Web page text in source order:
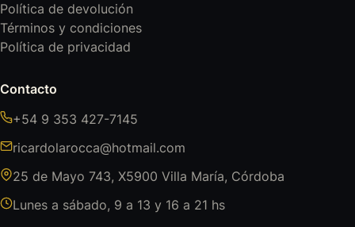
Política de devolución
Términos y condiciones
Política de privacidad
Contacto
+54 9 353 427-7145
ricardolarocca@hotmail.com
25 de Mayo 743, X5900 Villa María, Córdoba
Lunes a sábado, 9 a 13 y 16 a 21 hs